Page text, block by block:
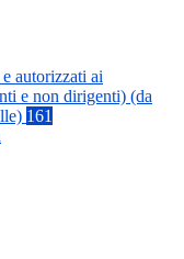
autorizzati ai
e non dirigenti) (da
161